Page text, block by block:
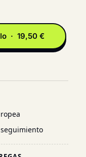
· 19,50 €